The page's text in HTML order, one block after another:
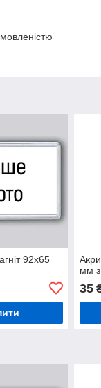
92х65
мм
35